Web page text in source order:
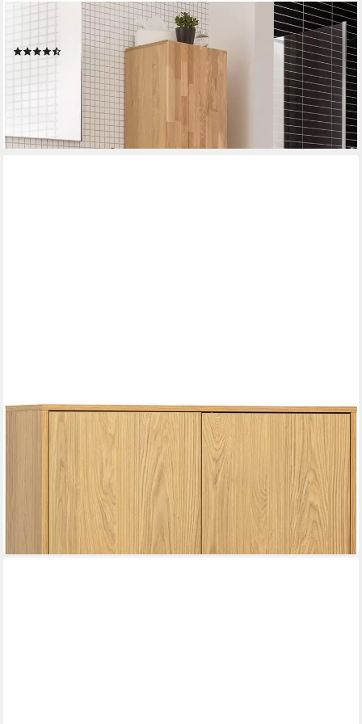
HOME AFFAIRE
Hochschrank Kaika Breite 40 cm
UVP746,99 €
-54%
lieferbar in 4 Wochen
Hochkommode Silas FSC® holz gebürstet mit Metallgestell H149
cm x B 85 cm x T36 cm (2 St), Eichen-Melamin, sichtbare
Maserung, Tragkraft Boden 15 kg
ab 599,00 €
lieferbar in 4 Wochen